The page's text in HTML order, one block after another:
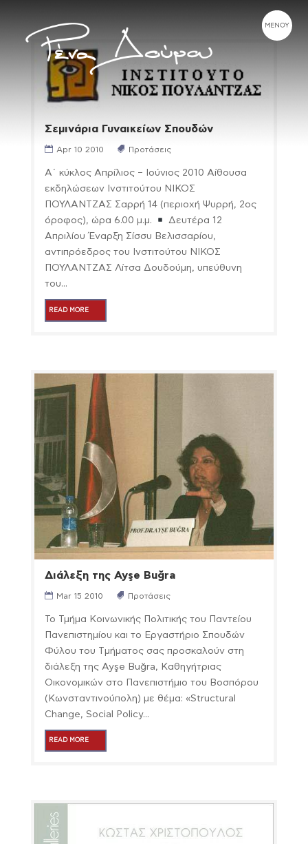
Σεμινάρια Γυναικείων Σπουδών
Apr 10 2010 Προτάσεις
Α΄ κύκλος Απρίλιος – Ιούνιος 2010 Αίθουσα
εκδηλώσεων Ινστιτούτου ΝΙΚΟΣ
ΠΟΥΛΑΝΤΖΑΣ Σαρρή 14 (περιοχή Ψυρρή, 2ος
όροφος), ώρα 6.00 μ.μ.
Δευτέρα 12
Απριλίου Έναρξη Σίσσυ Βελισσαρίου,
αντιπρόεδρος του Ινστιτούτου ΝΙΚΟΣ
ΠΟΥΛΑΝΤΖΑΣ Λίτσα Δουδούμη, υπεύθυνη
του...
READ MORE
Διάλεξη της Ayşe Buğra
Mar 15 2010 Προτάσεις
Το Τμήμα Κοινωνικής Πολιτικής του Παντείου
Πανεπιστημίου και το Εργαστήριο Σπουδών
Φύλου του Tμήματος σας προσκαλούν στη
διάλεξη της Ayşe Buğra, Καθηγήτριας
Οικονομικών στο Πανεπιστήμιο του Βοσπόρου
(Κωνσταντινούπολη) με θέμα: «Structural
Change, Social Policy...
READ MORE